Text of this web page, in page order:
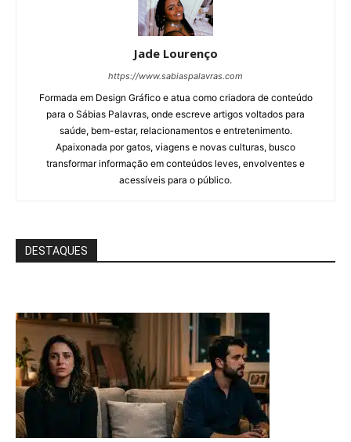
Jade Lourenço
https://www.sabiaspalavras.com
Formada em Design Gráfico e atua como criadora de conteúdo
para o Sábias Palavras, onde escreve artigos voltados para
saúde, bem-estar, relacionamentos e entretenimento.
Apaixonada por gatos, viagens e novas culturas, busco
transformar informação em conteúdos leves, envolventes e
acessíveis para o público.
DESTAQUES